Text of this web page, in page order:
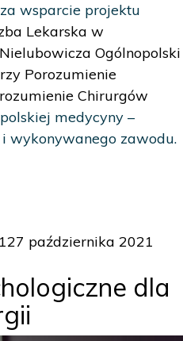
wsparcie projektu
Lekarska w
Ogólnopolski
Porozumienie
Chirurgów
medycyny –
wykonywanego zawodu.
27 października 2021
dla